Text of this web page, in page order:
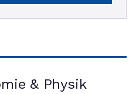
& Physik